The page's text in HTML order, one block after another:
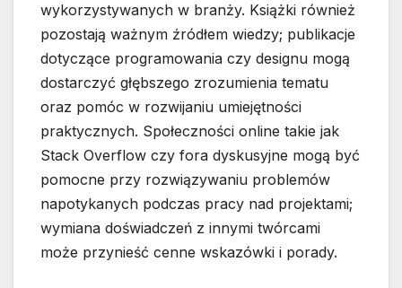
wykorzystywanych w branży. Książki również
pozostają ważnym źródłem wiedzy; publikacje
dotyczące programowania czy designu mogą
dostarczyć głębszego zrozumienia tematu
oraz pomóc w rozwijaniu umiejętności
praktycznych. Społeczności online takie jak
Stack Overflow czy fora dyskusyjne mogą być
pomocne przy rozwiązywaniu problemów
napotykanych podczas pracy nad projektami;
wymiana doświadczeń z innymi twórcami
może przynieść cenne wskazówki i porady.